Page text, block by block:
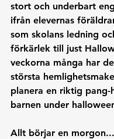
stort och underbart
ifrån elevernas
som skolans ledning
förkärlek till just
veckorna många har
största
planera en riktig
barnen under
Allt börjar en